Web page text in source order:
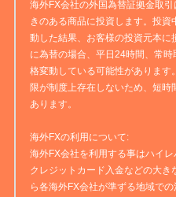
海外FX会社の外国為替証拠金取
きのある商品に投資します。投
動した結果、お客様の投資元本
に為替の場合、平日24時間、常
格変動している可能性があります
限が制度上存在しないため、短
あります。
海外FXの利用について:
海外FX会社を利用する事はハイレ
クレジットカード入金などの大
ら各海外FX会社が準ずる地域で